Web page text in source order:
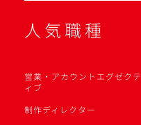
人気職種
営業・アカウントエグゼクテ
ィブ
制作ディレクター